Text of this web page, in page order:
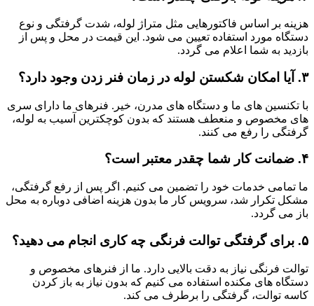
هزینه بر اساس فاکتورهایی مثل متراژ لوله، شدت گرفتگی و نوع
دستگاه مورد استفاده تعیین می شود. این قیمت در محل و پس از
بازدید به شما اعلام می گردد.
۳. آیا امکان شکستن لوله در زمان فنر زدن وجود دارد؟
با تکنسین های ما و دستگاه های مدرن، خیر. فنرهای ما دارای سری
های مخصوص و منعطف هستند که بدون کوچکترین آسیب به لوله،
گرفتگی را رفع می کنند.
۴. ضمانت کار شما چقدر معتبر است؟
ما تمامی خدمات خود را تضمین می کنیم. اگر پس از رفع گرفتگی،
مشکل تکرار شد، سرویس کار ما بدون هزینه اضافی دوباره به محل
باز می گردد.
۵. برای گرفتگی توالت فرنگی چه کاری انجام می دهید؟
توالت فرنگی نیاز به دقت بالایی دارد. ما از فنرهای مخصوص و
دستگاه های مکنده استفاده می کنیم که بدون نیاز به باز کردن
کاسه توالت، گرفتگی را برطرف می کند.